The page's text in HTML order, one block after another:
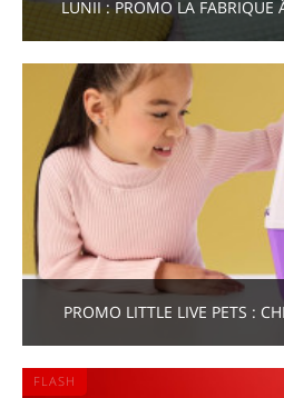
LUNII : PROMO LA FABRIQUE
PROMO LITTLE LIVE PETS :
FLASH